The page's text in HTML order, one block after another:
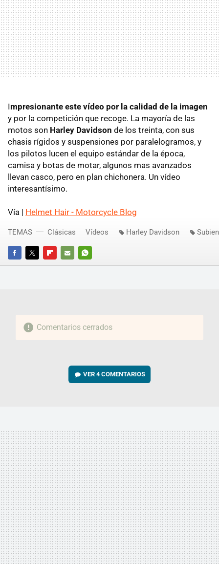
Impresionante este vídeo por la calidad de la imagen
y por la competición que recoge. La mayoría de las
motos son Harley Davidson de los treinta, con sus
chasis rígidos y suspensiones por paralelogramos, y
los pilotos lucen el equipo estándar de la época,
camisa y botas de motar, algunos mas avanzados
llevan casco, pero en plan chichonera. Un vídeo
interesantísimo.
Vía | Helmet Hair - Motorcycle Blog
FACEBOOKTWITTERFLIPBOARD
E-
WHATSAPP
TEMAS Clásicas Vídeos Harley Davidson
Comentarios cerrados
VER4 COMENTARIOS